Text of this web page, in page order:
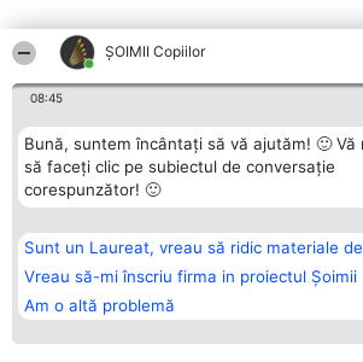
ȘOIMII Copiilor
08:45
Bună, suntem încântați să vă ajutăm! 🙂 Vă
să faceți clic pe subiectul de conversație
corespunzător! 🙂
Sunt un Laureat, vreau să ridic materiale
Vreau să-mi înscriu firma in proiectul Șoimii
Am o altă problemă
Alte firme din zonă
Organizator Ranking
BRIGHT SOLUTIONS BR SRL
Aleea Timisul De Sus 2 Bl. A30
Sc. A Et. 4 Ap. 13 Cod 061952
CUI 36737675
Plebiscyt
Câștigătorii
Laureaților
Statut
confidențialitate